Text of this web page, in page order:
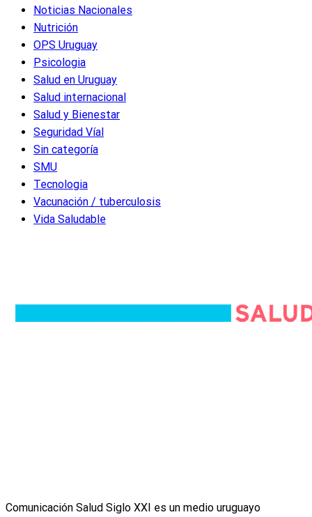
Noticias Nacionales
Nutrición
OPS Uruguay
Psicologia
Salud en Uruguay
Salud internacional
Salud y Bienestar
Seguridad Víal
Sin categoría
SMU
Tecnologia
Vacunación / tuberculosis
Vida Saludable
Comunicación Salud Siglo XXI es un medio uruguayo